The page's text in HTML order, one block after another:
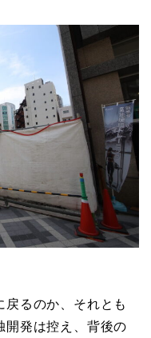
戻るのか、それとも
開発は控え、背後の